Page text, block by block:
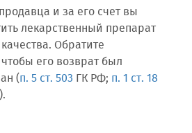
и за его счет вы
лекарственный препарат
Обратите
его возврат был
(п. 5 ст. 503 ГК РФ; п. 1 ст. 18